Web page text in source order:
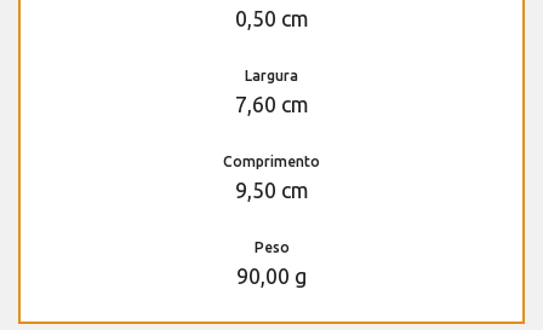
0,50 cm
Largura
7,60 cm
Comprimento
9,50 cm
Peso
90,00 g